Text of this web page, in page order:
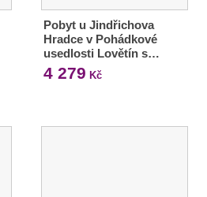
Pobyt u Jindřichova
Hradce v Pohádkové
usedlosti Lovětín s…
4 279 Kč